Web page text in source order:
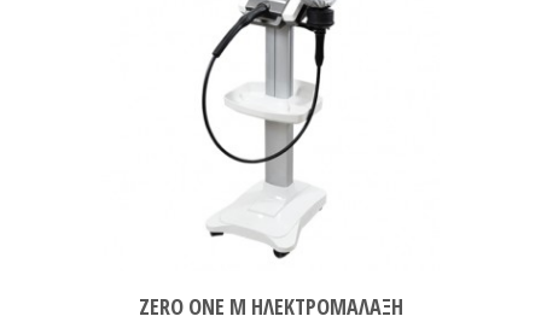
ZERO ONE M ΗΛΕΚΤΡΟΜΑΛΑΞΗ